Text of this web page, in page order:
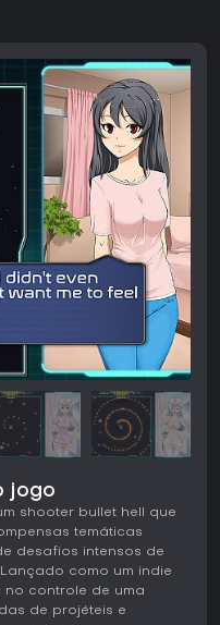
jogo
shooter bullet hell que
temáticas
desafios intensos de
como um indie
controle de uma
de projéteis e